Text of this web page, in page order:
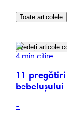
Toate articolele
Vedeți articole
4 min citire
11 pregătiri
bebeluşului
-